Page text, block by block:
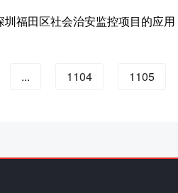
福田区社会治安监控项目的应用
... 1104 1105